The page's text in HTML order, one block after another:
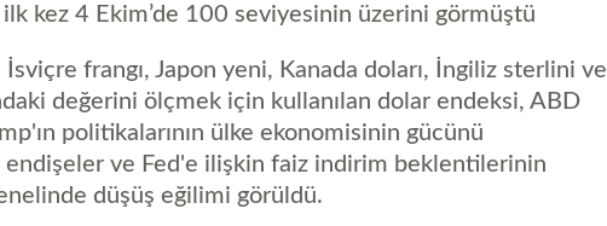
kez 4 Ekim’de 100 seviyesinin üzerini görmüştü
İsviçre frangı, Japon yeni, Kanada doları, İngiliz sterlini ve
değerini ölçmek için kullanılan dolar endeksi, ABD
politikalarının ülke ekonomisinin gücünü
endişeler ve Fed'e ilişkin faiz indirim beklentilerinin
düşüş eğilimi görüldü.